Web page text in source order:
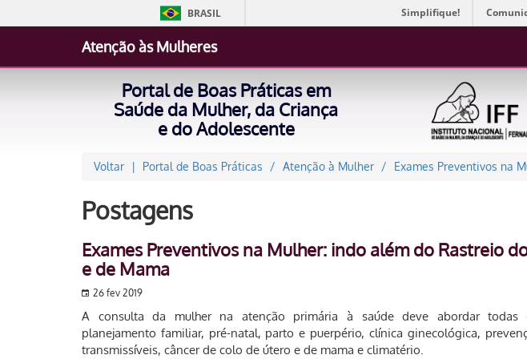
BRASIL Simplifique!
Atenção às Mulheres
Portal de Boas Práticas em
Saúde da Mulher, da Criança
e do Adolescente
Voltar Portal de Boas Práticas Atenção à Mulher Exames Preventivos na
Postagens
Exames Preventivos na Mulher: indo além do Rastreio
e de Mama
26 fev 2019
A consulta da mulher na atenção primária à saúde deve abordar todas
planejamento familiar, pré-natal, parto e puerpério, clínica ginecológica,
transmissíveis, câncer de colo de útero e de mama e climatério.